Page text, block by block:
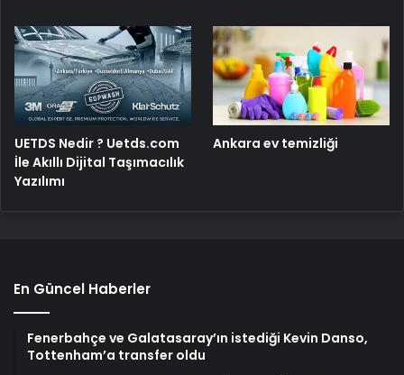
UETDS Nedir ? Uetds.com
İle Akıllı Dijital Taşımacılık
Yazılımı
Ankara ev temizliği
En Güncel Haberler
Fenerbahçe ve Galatasaray’ın istediği Kevin Danso,
Tottenham’a transfer oldu